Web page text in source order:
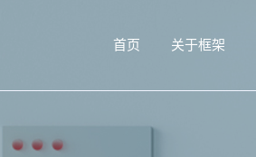
首页 关于框架